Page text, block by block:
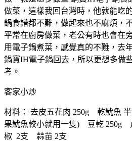
做菜，這樣我回台灣時，他就能吃
鍋食譜都不難，做起來也不麻煩，
平常在廚房做菜，老公有時也會在
用電子鍋煮菜，感覺真的不難，去
鍋寶IH電子鍋回去，所以更想多做
考。
客家小炒
材料： 去皮五花肉 250g 乾魷魚
果魷魚較小就用一隻) 豆乾
椒 2支 蒜苗 2支